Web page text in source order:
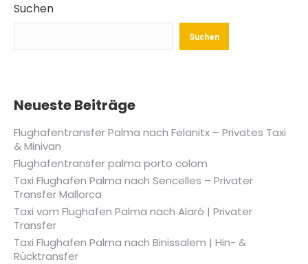
Suchen
Suchen
Neueste Beiträge
Flughafentransfer Palma nach Felanitx – Privates Taxi
& Minivan
Flughafentransfer palma porto colom
Taxi Flughafen Palma nach Sencelles – Privater
Transfer Mallorca
Taxi vom Flughafen Palma nach Alaró | Privater
Transfer
Taxi Flughafen Palma nach Binissalem | Hin- &
Rücktransfer